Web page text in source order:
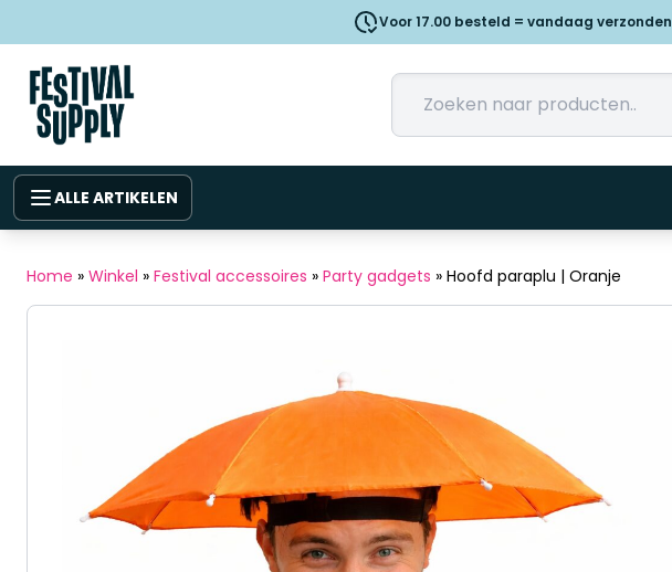
Voor 17.00 besteld = vandaag verzonden
ALLE ARTIKELEN
Home » Winkel » Festival accessoires » Party gadgets » Hoofd paraplu | Oranje